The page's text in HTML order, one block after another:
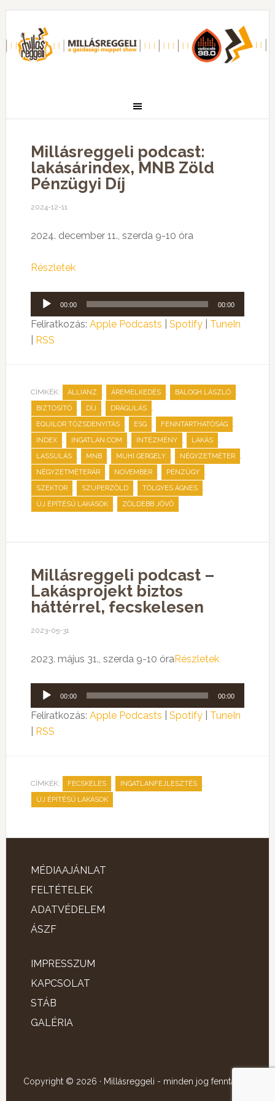
Millásreggeli podcast:
lakásárindex, MNB Zöld
Pénzügyi Díj
2024-12-11
2024. december 11., szerda 9-10 óra
Részletek
Audió
lejátszó
00:00 00:00
Feliratkozás: Apple Podcasts Spotify| TuneIn
RSS
CÍMKÉK: ALLIANZ , ÁREMELKEDÉS , BALOGH LÁSZLÓ ,
BIZTOSÍTÓ , DÍJ , DRÁGULÁS ,
EQUILOR TŐZSDENYITÁS , ESG , FENNTARTHATÓSÁG ,
INDEX , INGATLAN.COM , INTÉZMÉNY , LAKÁS ,
LASSULÁS , MNB , MUHI GERGELY , NÉGYZETMÉTER ,
NÉGYZETMÉTERÁR , NOVEMBER , PÉNZÜGY ,
SZEKTOR , SZUPERZÖLD , TÖLGYES ÁGNES ,
ÚJ ÉPÍTÉSŰ LAKÁSOK , ZÖLDEBB JÖVŐ
Millásreggeli podcast –
Lakásprojekt biztos
háttérrel, fecskelesen
2023-05-31
2023. május 31., szerda 9-10 óraRészletek
Audió
lejátszó
00:00 00:00
Feliratkozás: Apple Podcasts Spotify| TuneIn
RSS
CÍMKÉK: FECSKELES , INGATLANFEJLESZTÉS ,
ÚJ ÉPÍTÉSŰ LAKÁSOK
MÉDIAAJÁNLAT
FELTÉTELEK
ADATVÉDELEM
ÁSZF
IMPRESSZUM
KAPCSOLAT
STÁB
GALÉRIA
Copyright © 2026 · Millásreggeli - minden jog fenntartva!